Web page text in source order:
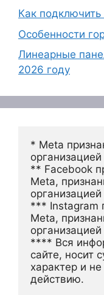
Как подключить
Особенности
Линеарные
2026 году
* Meta
** Facebook
Meta,
*** Instagram
Meta,
**** Вся
сайте, носит
характер и
действию.